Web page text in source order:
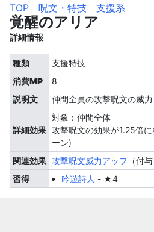
TOP 呪文・特技 支援系
覚醒のアリア
詳細情報
種類
支援特技
消費MP
8
説明文
仲間全員の攻撃呪文の威
詳細効果
対象：仲間全体
攻撃呪文の効果が1.25倍
ーン)
関連効果 攻撃呪文威力アップ（付与
習得
吟遊詩人 - ★4